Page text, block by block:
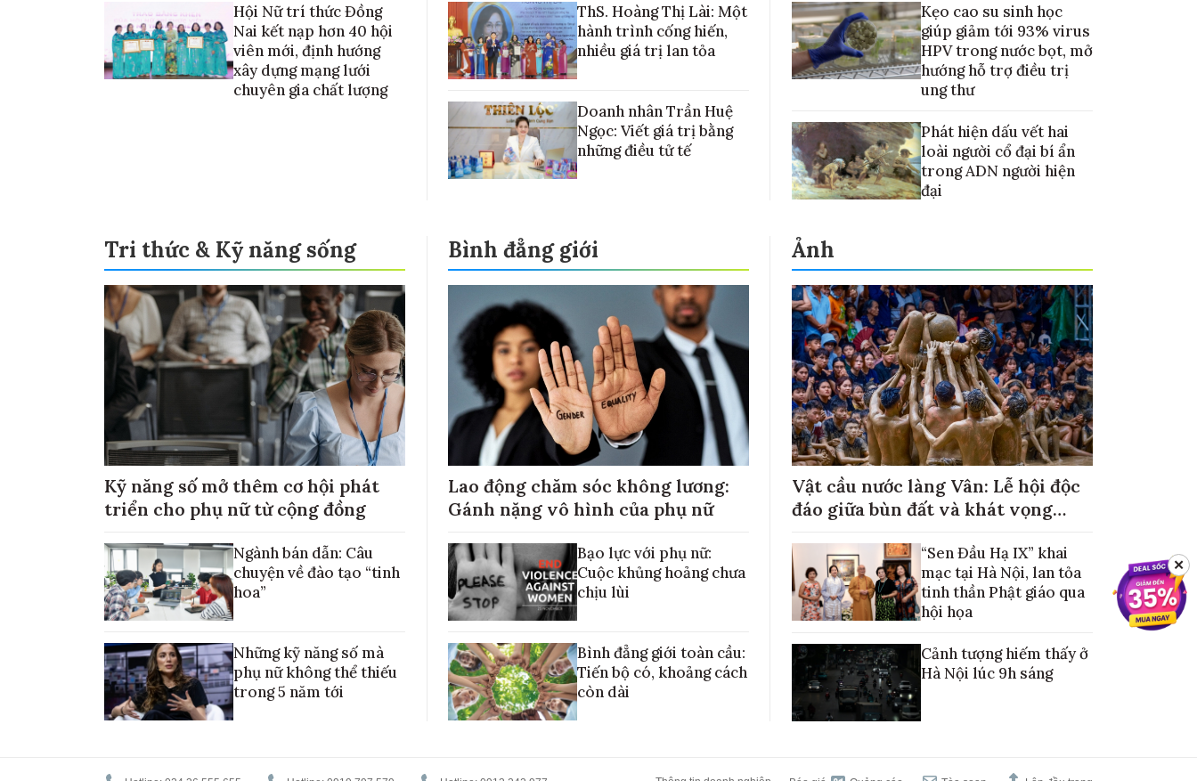
Hội Nữ trí thức Đồng
Nai kết nạp hơn 40 hội
viên mới, định hướng
xây dựng mạng lưới
chuyên gia chất lượng
ThS. Hoàng Thị Lài: Một
hành trình cống hiến,
nhiều giá trị lan tỏa
Doanh nhân Trần Huệ
Ngọc: Viết giá trị bằng
những điều tử tế
Kẹo cao su sinh học
giúp giảm tới 93% virus
HPV trong nước bọt, mở
hướng hỗ trợ điều trị
ung thư
Phát hiện dấu vết hai
loài người cổ đại bí ẩn
trong ADN người hiện
đại
Tri thức & Kỹ năng sống
Kỹ năng số mở thêm cơ hội phát
triển cho phụ nữ từ cộng đồng
Ngành bán dẫn: Câu
chuyện về đào tạo “tinh
hoa”
Những kỹ năng số mà
phụ nữ không thể thiếu
trong 5 năm tới
Bình đẳng giới
Lao động chăm sóc không lương:
Gánh nặng vô hình của phụ nữ
Bạo lực với phụ nữ:
Cuộc khủng hoảng chưa
chịu lùi
Bình đẳng giới toàn cầu:
Tiến bộ có, khoảng cách
còn dài
Ảnh
Vật cầu nước làng Vân: Lễ hội độc
đáo giữa bùn đất và khát vọng
“Sen Đầu Hạ IX” khai
mạc tại Hà Nội, lan tỏa
tinh thần Phật giáo qua
hội họa
Cảnh tượng hiếm thấy ở
Hà Nội lúc 9h sáng
✕